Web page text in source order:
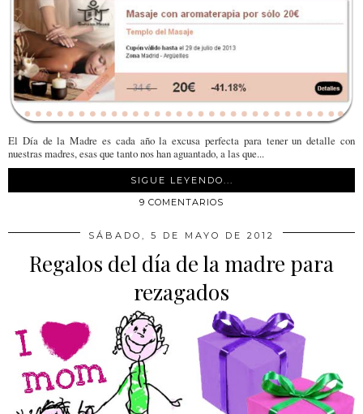
El Día de la Madre es cada año la excusa perfecta para tener un detalle con
nuestras madres, esas que tanto nos han aguantado, a las que...
SIGUE LEYENDO...
9 COMENTARIOS
SÁBADO, 5 DE MAYO DE 2012
Regalos del día de la madre para
rezagados